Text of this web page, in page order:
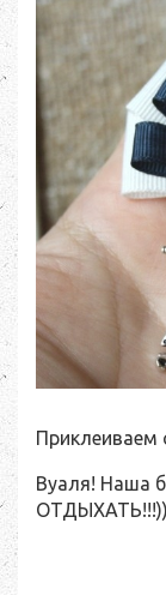
Приклеиваем
Вуаля! Наша